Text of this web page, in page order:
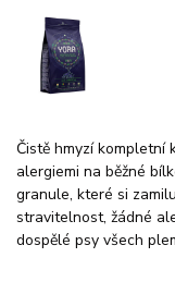
Čistě hmyzí kompletní
alergiemi na běžné
granule, které si
stravitelnost, žádné
dospělé psy všech